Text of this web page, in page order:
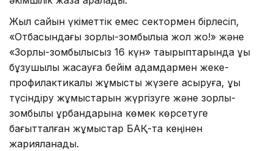
Жыл сайын үкіметтік емес сектормен бірлесіп,
«Отбасындағы зорлық-зомбылыққа жол жоқ!» және
«Зорлық-зомбылықсыз 16 күн» тақырыптарында құқық
бұзушылық жасауға бейім адамдармен жеке-
профилактикалық жұмысты жүзеге асыруға, құқық
түсіндіру жұмыстарын жүргізуге және зорлық-
зомбылық құрбандарына көмек көрсетуге
бағытталған жұмыстар БАҚ-та кеңінен
жарияланады.